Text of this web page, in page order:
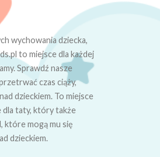
wychowania dziecka,
to miejsce dla każdej
Sprawdź nasze
czas ciąży,
dzieckiem. To miejsce
dla taty, który także
które mogą mu się
dzieckiem.